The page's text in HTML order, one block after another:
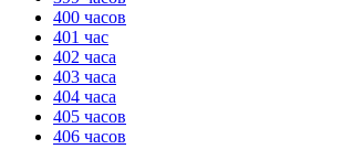
400 часов
401 час
402 часа
403 часа
404 часа
405 часов
406 часов